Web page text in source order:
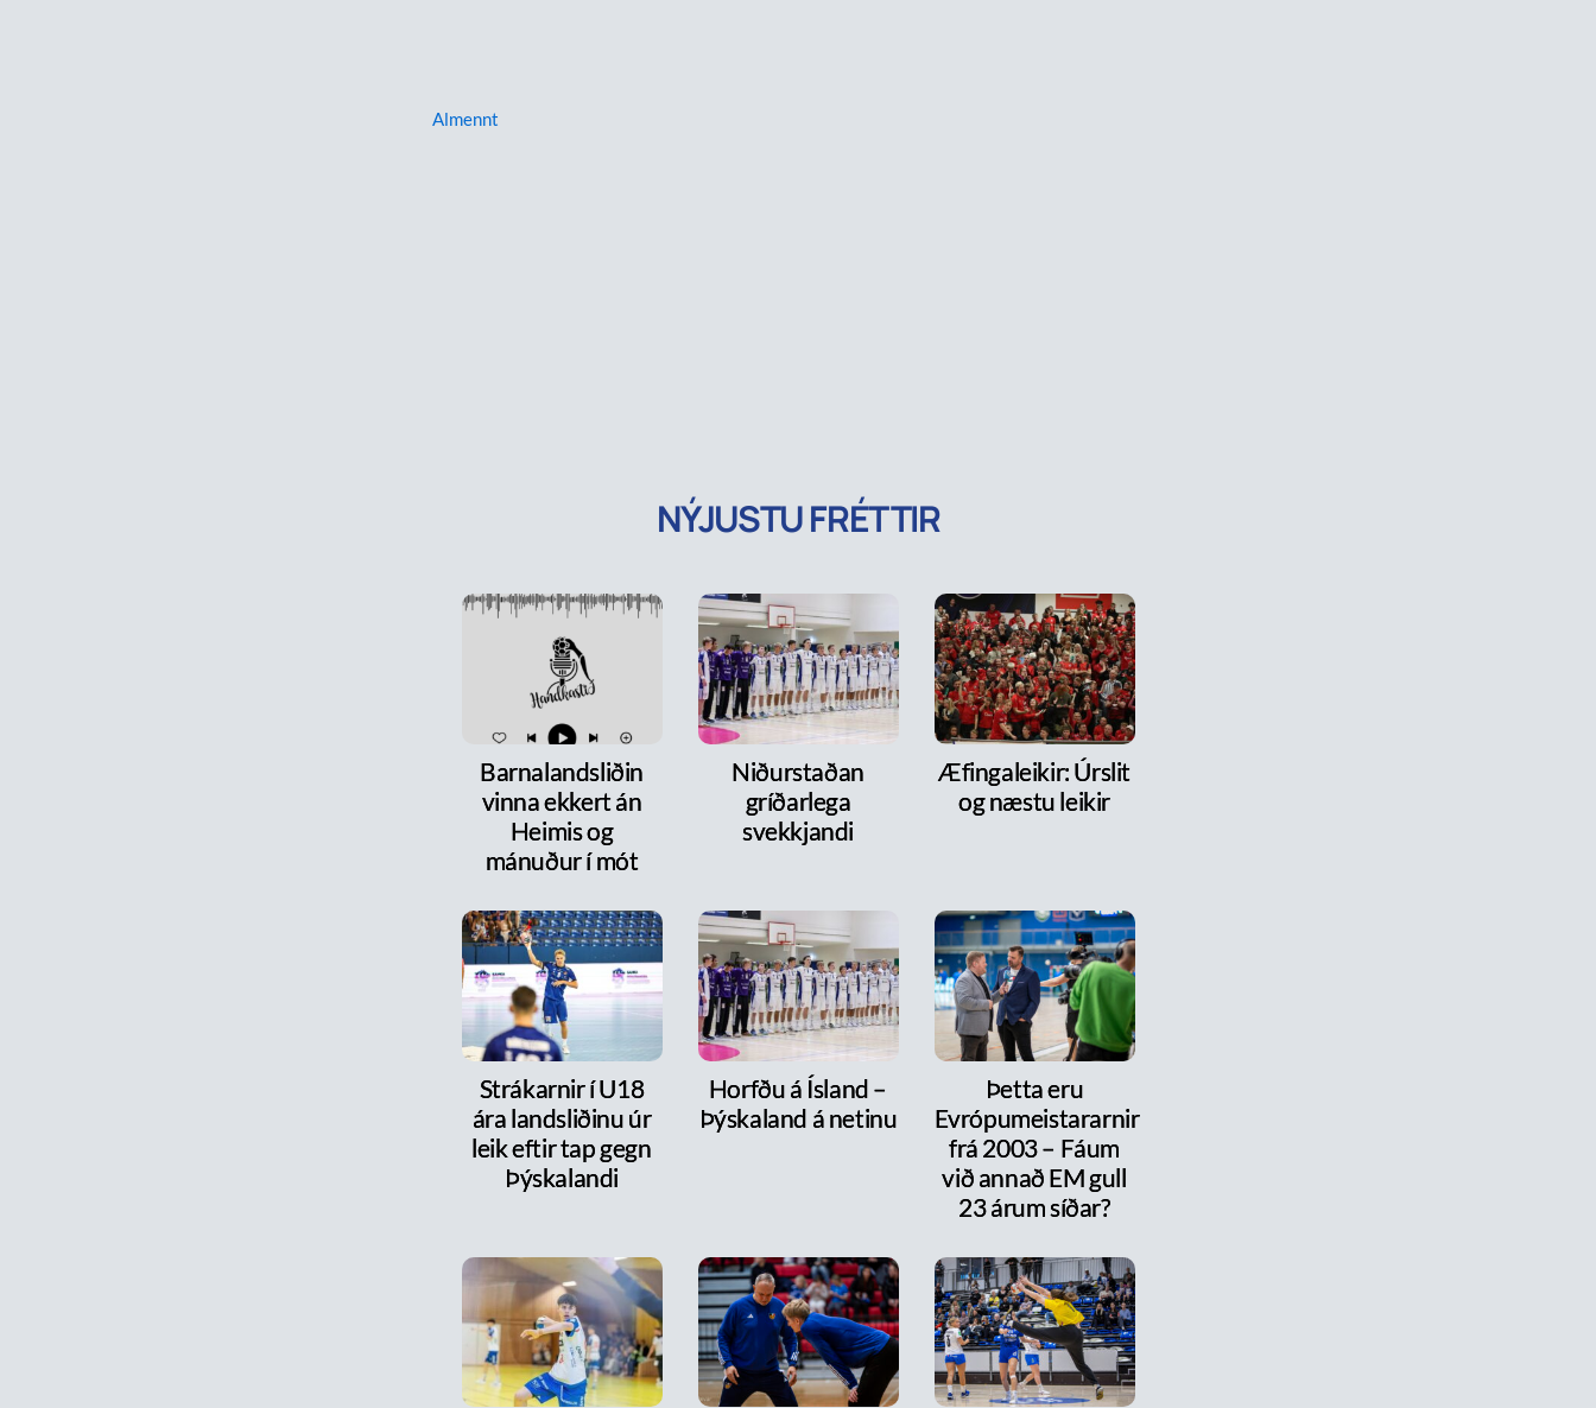
Almennt
NÝJUSTU FRÉTTIR
Barnalandsliðin
vinna ekkert án
Heimis og
mánuður í mót
Niðurstaðan
gríðarlega
svekkjandi
Æfingaleikir: Úrslit
og næstu leikir
Strákarnir í U18
ára landsliðinu úr
leik eftir tap gegn
Þýskalandi
Horfðu á Ísland –
Þýskaland á netinu
Þetta eru
Evrópumeistararnir
frá 2003 – Fáum
við annað EM gull
23 árum síðar?